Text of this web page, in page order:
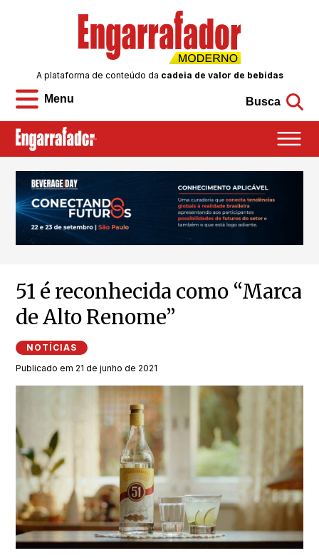
Menu
A plataforma de conteúdo da cadeia de valor de bebidas
Busca
51 é reconhecida como “Marca
de Alto Renome”
NOTÍCIAS
Publicado em 21 de junho de 2021